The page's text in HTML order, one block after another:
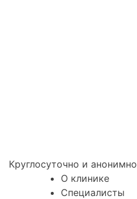
Круглосуточно и анонимно
О клинике
Специалисты